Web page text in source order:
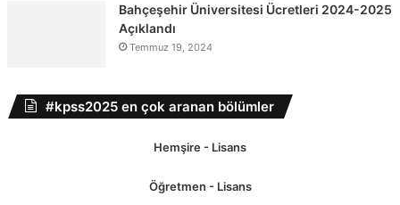
Bahçeşehir Üniversitesi Ücretleri 2024-2025
Açıklandı
Temmuz 19, 2024
#kpss2025 en çok aranan bölümler
Hemşire - Lisans
Öğretmen - Lisans